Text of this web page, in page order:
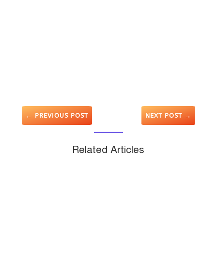
← PREVIOUS POST NEXT POST →
Related Articles